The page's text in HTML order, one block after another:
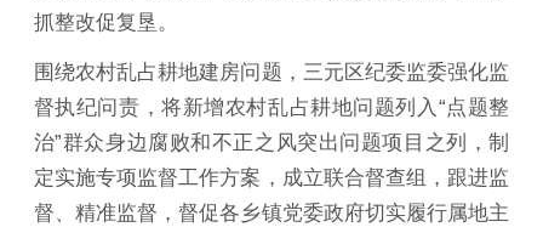
抓整改促复垦。
围绕农村乱占耕地建房问题，三元区纪委监委强化监
督执纪问责，将新增农村乱占耕地问题列入“点题整
治”群众身边腐败和不正之风突出问题项目之列，制
定实施专项监督工作方案，成立联合督查组，跟进监
督、精准监督，督促各乡镇党委政府切实履行属地主